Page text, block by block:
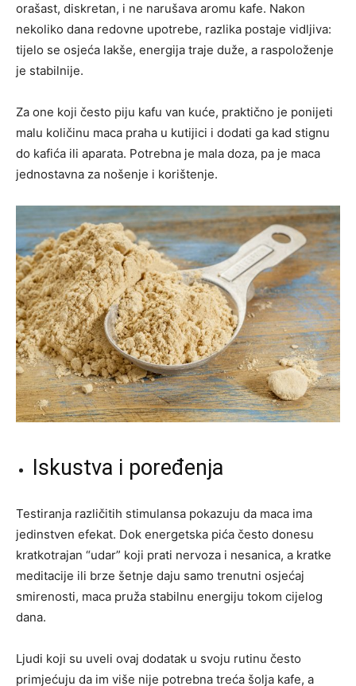
orašast, diskretan, i ne narušava aromu kafe. Nakon
nekoliko dana redovne upotrebe, razlika postaje vidljiva:
tijelo se osjeća lakše, energija traje duže, a raspoloženje
je stabilnije.
Za one koji često piju kafu van kuće, praktično je ponijeti
malu količinu maca praha u kutijici i dodati ga kad stignu
do kafića ili aparata. Potrebna je mala doza, pa je maca
jednostavna za nošenje i korištenje.
Iskustva i poređenja
Testiranja različitih stimulansa pokazuju da maca ima
jedinstven efekat. Dok energetska pića često donesu
kratkotrajan “udar” koji prati nervoza i nesanica, a kratke
meditacije ili brze šetnje daju samo trenutni osjećaj
smirenosti, maca pruža stabilnu energiju tokom cijelog
dana.
Ljudi koji su uveli ovaj dodatak u svoju rutinu često
primjećuju da im više nije potrebna treća šolja kafe, a